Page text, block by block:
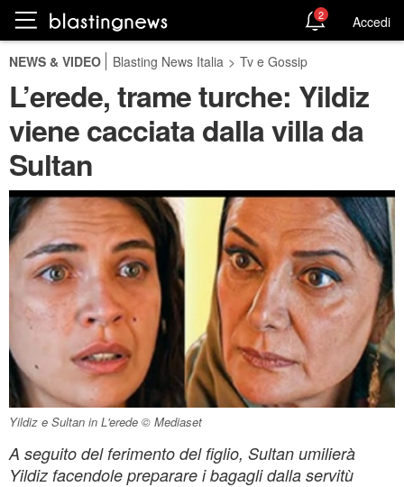
2 Accedi
NEWS & VIDEO Blasting News Italia > Tv e Gossip
L’erede, trame turche: Yildiz
viene cacciata dalla villa da
Sultan
Yildiz e Sultan in L'erede © Mediaset
A seguito del ferimento del figlio, Sultan umilierà
Yildiz facendole preparare i bagagli dalla servitù